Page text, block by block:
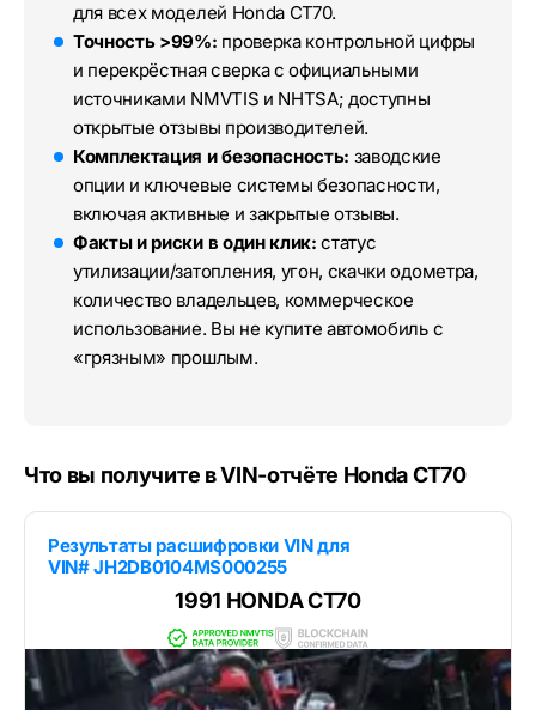
для всех моделей Honda CT70.
Точность >99%: проверка контрольной цифры
и перекрёстная сверка с официальными
источниками NMVTIS и NHTSA; доступны
открытые отзывы производителей.
Комплектация и безопасность: заводские
опции и ключевые системы безопасности,
включая активные и закрытые отзывы.
Факты и риски в один клик: статус
утилизации/затопления, угон, скачки одометра,
количество владельцев, коммерческое
использование. Вы не купите автомобиль с
«грязным» прошлым.
Что вы получите в VIN-отчёте Honda CT70
Результаты расшифровки VIN для
VIN# JH2DB0104MS000255
1991 HONDA CT70